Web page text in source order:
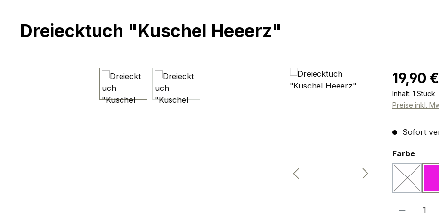
Dreiecktuch "Kuschel Heeerz"
Bildergalerie überspringen Regulärer
19,90 €
Inhalt: 1 Stück
Preise inkl.
Sofort
Farbe
beige/
(Diese
Produkt